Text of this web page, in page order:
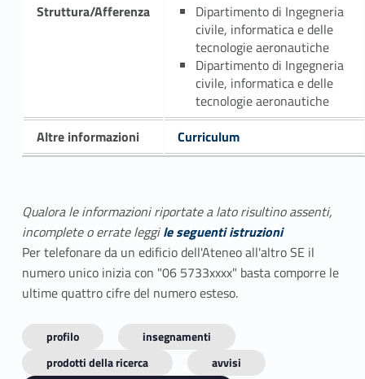
Struttura/Afferenza
Dipartimento di Ingegneria
civile, informatica e delle
tecnologie aeronautiche
Dipartimento di Ingegneria
civile, informatica e delle
tecnologie aeronautiche
Altre informazioni
Curriculum
Qualora le informazioni riportate a lato risultino assenti,
incomplete o errate leggile seguenti istruzioni
Per telefonare da un edificio dell'Ateneo all'altro SE il
numero unico inizia con "06 5733xxxx" basta comporre le
ultime quattro cifre del numero esteso.
profilo
insegnamenti
prodotti della ricerca
avvisi